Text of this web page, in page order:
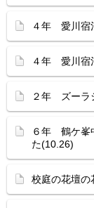
４年 愛川宿
４年 愛川宿
２年 ズーラ
６年 鶴ケ峯
た(10.26)
校庭の花壇の